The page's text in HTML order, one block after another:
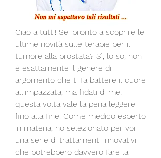
Ciao a tutti! Sei pronto a scoprire le
ultime novità sulle terapie per il
tumore alla prostata? Sì, lo so, non
è esattamente il genere di
argomento che ti fa battere il cuore
all'impazzata, ma fidati di me:
questa volta vale la pena leggere
fino alla fine! Come medico esperto
in materia, ho selezionato per voi
una serie di trattamenti innovativi
che potrebbero davvero fare la